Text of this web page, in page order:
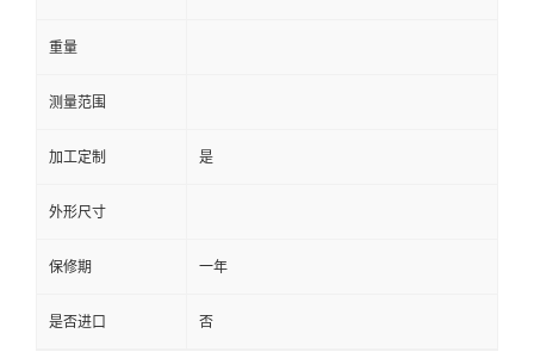
重量
测量范围
加工定制 是
外形尺寸
保修期 一年
是否进口 否